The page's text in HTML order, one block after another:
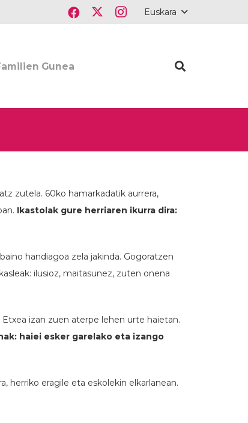
Euskara
Gunea
zutela. 60ko hamarkadatik aurrera,
Ikastolak gure herriaren ikurra dira:
handiagoa zela jakinda. Gogoratzen
ilusioz, maitasunez, zuten onena
izan zuen aterpe lehen urte haietan.
haiei esker garelako eta izango
herriko eragile eta eskolekin elkarlanean.